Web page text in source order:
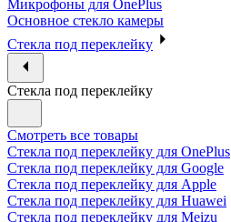
Микрофоны для OnePlus
Основное стекло камеры
Стекла под переклейку
Стекла под переклейку
Смотреть все товары
Стекла под переклейку для OnePlus
Стекла под переклейку для Google
Стекла под переклейку для Apple
Стекла под переклейку для Huawei
Стекла под переклейку для Meizu